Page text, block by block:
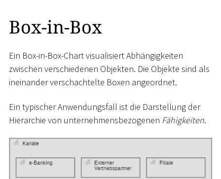
Box-in-Box
Ein Box-in-Box-Chart visualisiert Abhängigkeiten
zwischen verschiedenen Objekten. Die Objekte sind als
ineinander verschachtelte Boxen angeordnet.
Ein typischer Anwendungsfall ist die Darstellung der
Hierarchie von unternehmensbezogenen Fähigkeiten.